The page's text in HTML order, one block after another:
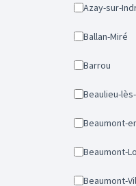
Azay-sur-
Ballan-Miré
Barrou
Beaulieu-
Beaumont-
Beaumont-
Beaumont-